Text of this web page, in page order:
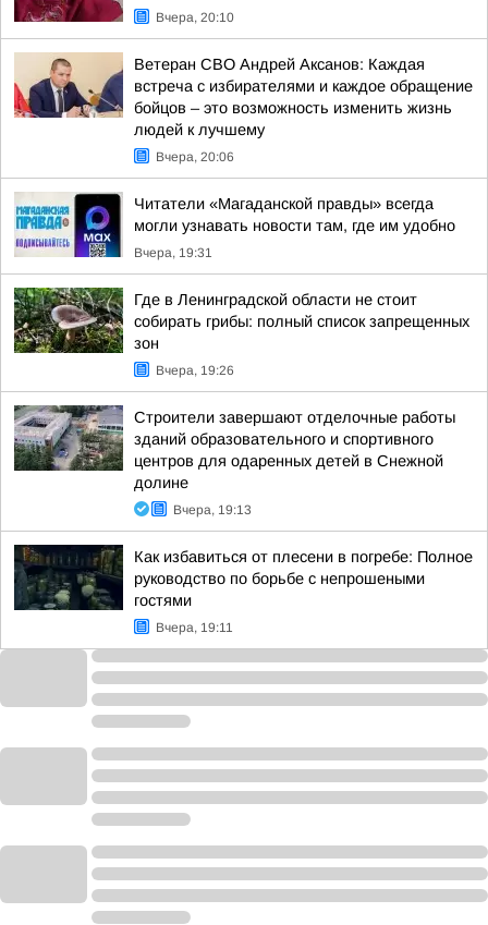
Вчера, 20:10
Ветеран СВО Андрей Аксанов: Каждая
встреча с избирателями и каждое обращение
бойцов – это возможность изменить жизнь
людей к лучшему
Вчера, 20:06
Читатели «Магаданской правды» всегда
могли узнавать новости там, где им удобно
Вчера, 19:31
Где в Ленинградской области не стоит
собирать грибы: полный список запрещенных
зон
Вчера, 19:26
Строители завершают отделочные работы
зданий образовательного и спортивного
центров для одаренных детей в Снежной
долине
Вчера, 19:13
Как избавиться от плесени в погребе: Полное
руководство по борьбе с непрошеными
гостями
Вчера, 19:11